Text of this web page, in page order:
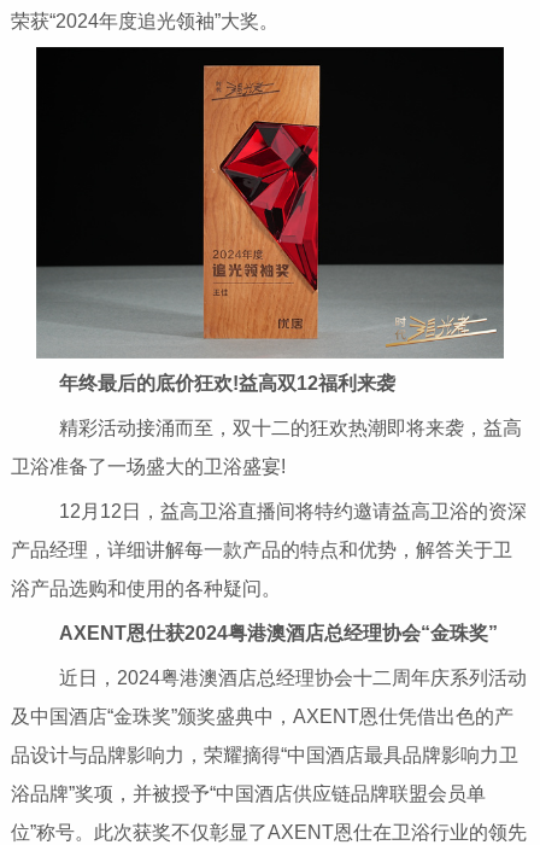
荣获“2024年度追光领袖”大奖。
年终最后的底价狂欢!益高双12福利来袭
精彩活动接涌而至，双十二的狂欢热潮即将来袭，益高
卫浴准备了一场盛大的卫浴盛宴!
12月12日，益高卫浴直播间将特约邀请益高卫浴的资深
产品经理，详细讲解每一款产品的特点和优势，解答关于卫
浴产品选购和使用的各种疑问。
AXENT恩仕获2024粤港澳酒店总经理协会“金珠奖”
近日，2024粤港澳酒店总经理协会十二周年庆系列活动
及中国酒店“金珠奖”颁奖盛典中，AXENT恩仕凭借出色的产
品设计与品牌影响力，荣耀摘得“中国酒店最具品牌影响力卫
浴品牌”奖项，并被授予“中国酒店供应链品牌联盟会员单
位”称号。此次获奖不仅彰显了AXENT恩仕在卫浴行业的领先